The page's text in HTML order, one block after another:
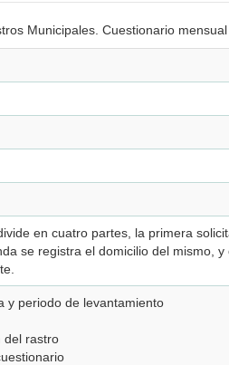
Municipales. Cuestionario mensual
en cuatro partes, la primera
se registra el domicilio del mismo,
y periodo de levantamiento
del rastro